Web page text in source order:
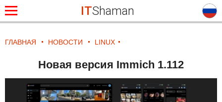
ITShaman
ГЛАВНАЯ НОВОСТИ LINUX
Новая версия Immich 1.112